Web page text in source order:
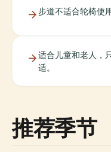
步道不适合轮椅使
适合儿童和老人，
适。
推荐季节